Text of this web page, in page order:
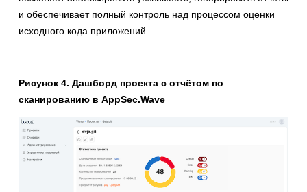
и обеспечивает полный контроль над процессом оценки
исходного кода приложений.
Рисунок 4. Дашборд проекта с отчётом по
сканированию в AppSec.Wave